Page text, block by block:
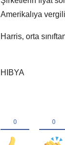
Amerikalıya
Harris, orta
HIBYA